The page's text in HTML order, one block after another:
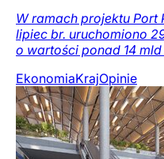
W ramach projektu Port
lipiec br. uruchomiono
o wartości ponad 14 mld
EkonomiaKrajOpinie